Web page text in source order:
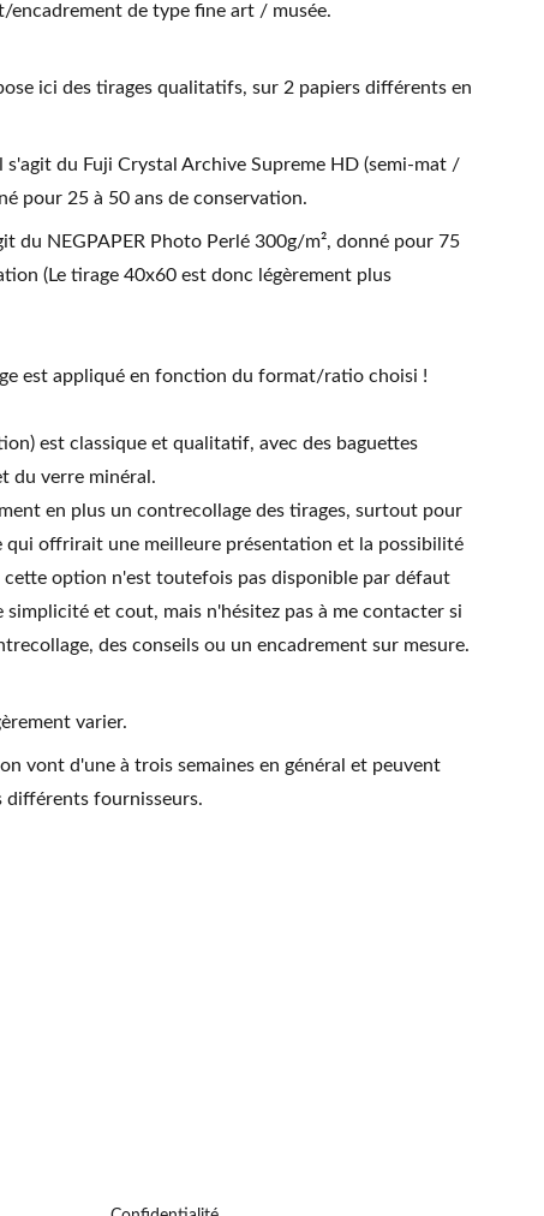
de type fine art / musée.
ici des tirages qualitatifs, sur 2 papiers différents en
s'agit du Fuji Crystal Archive Supreme HD (semi-mat /
pour 25 à 50 ans de conservation.
du NEGPAPER Photo Perlé 300g/m², donné pour 75
(Le tirage 40x60 est donc légèrement plus
est appliqué en fonction du format/ratio choisi !
est classique et qualitatif, avec des baguettes
du verre minéral.
en plus un contrecollage des tirages, surtout pour
qui offrirait une meilleure présentation et la possibilité
cette option n'est toutefois pas disponible par défaut
simplicité et cout, mais n'hésitez pas à me contacter si
des conseils ou un encadrement sur mesure.
varier.
vont d'une à trois semaines en général et peuvent
différents fournisseurs.